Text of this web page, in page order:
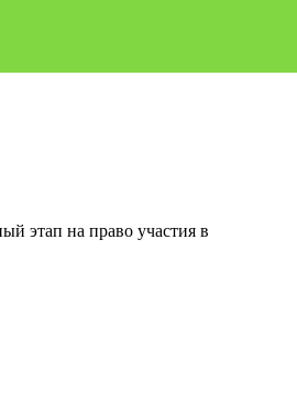
этап на право участия в